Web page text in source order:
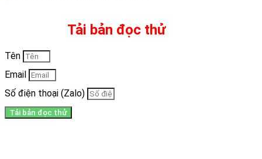
Tải bản đọc thử
Tên
Email
Số điện thoại (Zalo)
Tải bản đọc thử